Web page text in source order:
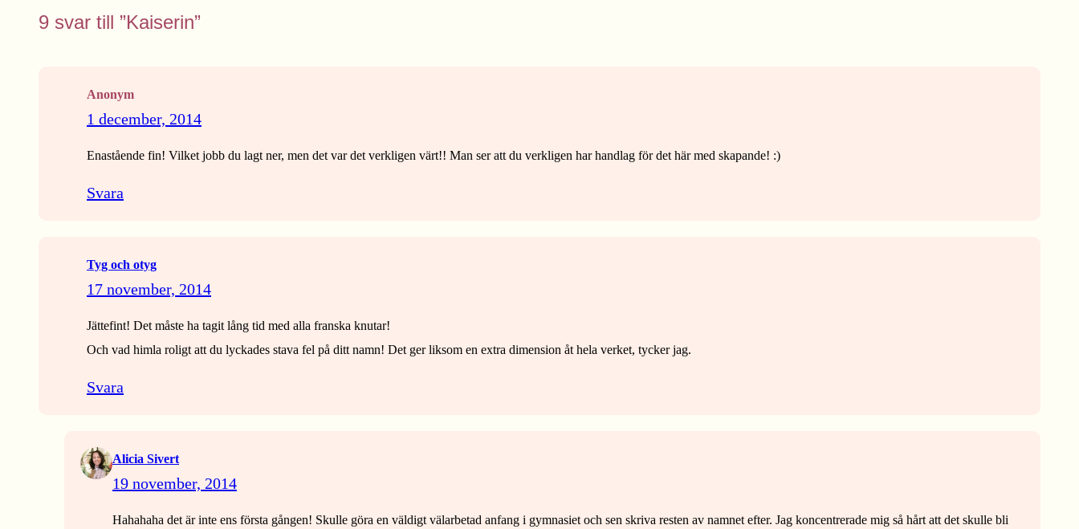
9 svar till ”Kaiserin”
Anonym
1 december, 2014
Enastående fin! Vilket jobb du lagt ner, men det var det verkligen värt!! Man ser att du verkligen har handlag för det här med skapande! :)
Svara
Tyg och otyg
17 november, 2014
Jättefint! Det måste ha tagit lång tid med alla franska knutar!
Och vad himla roligt att du lyckades stava fel på ditt namn! Det ger liksom en extra dimension åt hela verket, tycker jag.
Svara
Alicia Sivert
19 november, 2014
Hahahaha det är inte ens första gången! Skulle göra en väldigt välarbetad anfang i gymnasiet och sen skriva resten av namnet efter. Jag koncentrerade mig så hårt att det skulle bli